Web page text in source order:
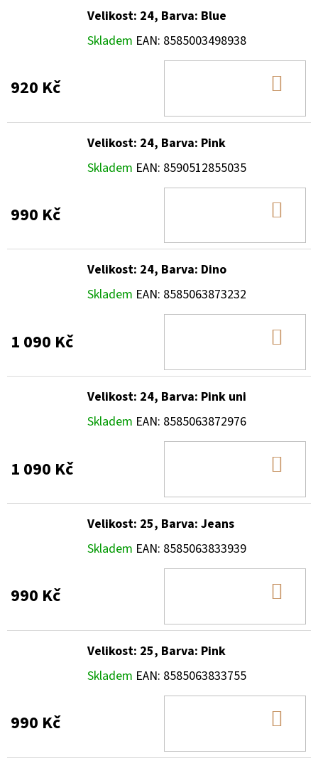
Velikost: 24, Barva: Blue
Skladem EAN: 8585003498938
920 Kč
Velikost: 24, Barva: Pink
Skladem EAN: 8590512855035
990 Kč
Velikost: 24, Barva: Dino
Skladem EAN: 8585063873232
1 090 Kč
Velikost: 24, Barva: Pink uni
Skladem EAN: 8585063872976
1 090 Kč
Velikost: 25, Barva: Jeans
Skladem EAN: 8585063833939
990 Kč
Velikost: 25, Barva: Pink
Skladem EAN: 8585063833755
990 Kč